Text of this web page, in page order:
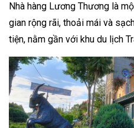
Nhà hàng Lương Thương là
gian rộng rãi, thoải mái và
tiện, nằm gần với khu du lịch